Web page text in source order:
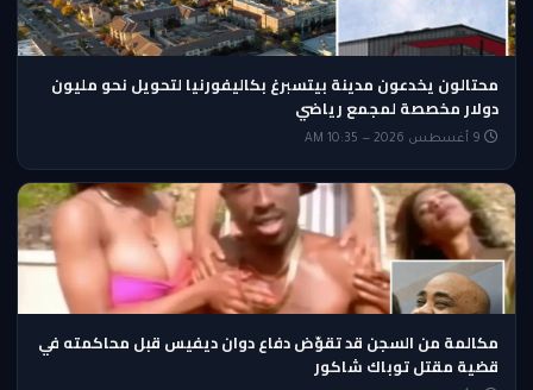
محتالون يخدعون مدينة بيتسبرغ بكاليفورنيا لتحويل نحو مليون
دولار مخصصة لمجمع رياضي
مكالمة من السجن قد تقوّض دفاع دوان ديفيس قبل محاكمته في
قضية مقتل توباك شاكور